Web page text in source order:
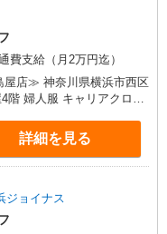
異なります。詳細は面接
考欄にて
費支給（月2万円迄）
店≫ 神奈川県横浜市西区
階 婦人服 キャリアクロー
口(約1分) ■横浜(ＪＲ京浜
詳細を見る
ジョイナス